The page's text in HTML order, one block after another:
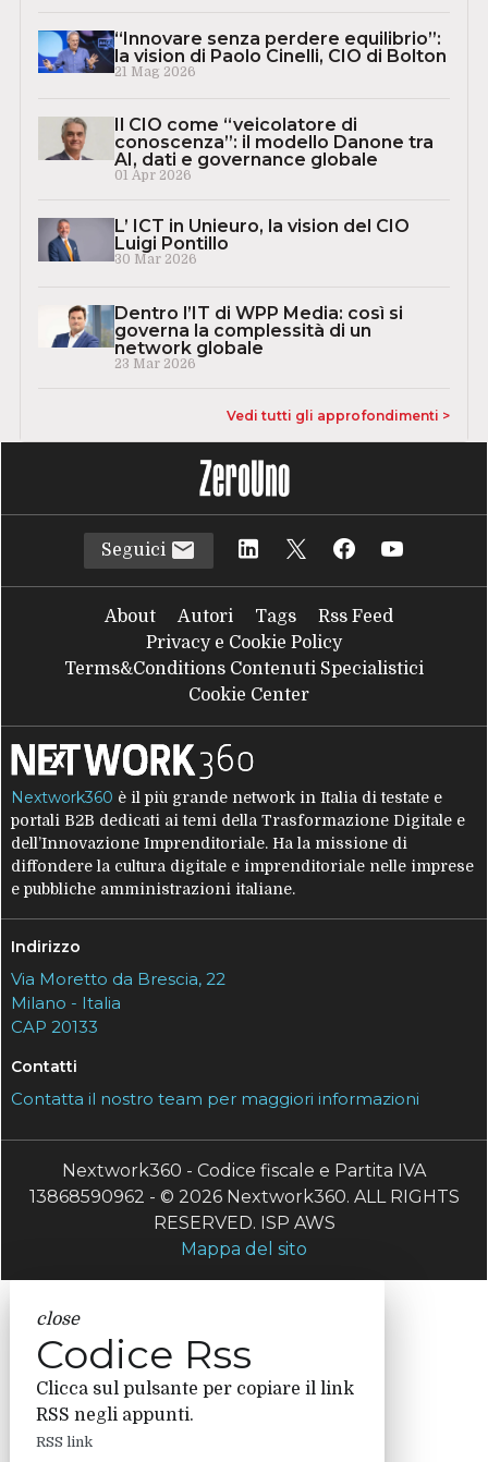
“Innovare senza perdere equilibrio”:
la vision di Paolo Cinelli, CIO di Bolton
21 Mag 2026
Il CIO come “veicolatore di
conoscenza”: il modello Danone tra
AI, dati e governance globale
01 Apr 2026
L’ ICT in Unieuro, la vision del CIO
Luigi Pontillo
30 Mar 2026
Dentro l’IT di WPP Media: così si
governa la complessità di un
network globale
23 Mar 2026
Vedi tutti gli approfondimenti >
Seguici
About Autori Tags
Rss Feed
Privacy e Cookie Policy
Terms&Conditions Contenuti Specialistici
Cookie Center
Nextwork360 è il più grande network in Italia di testate e
portali B2B dedicati ai temi della Trasformazione Digitale e
dell’Innovazione Imprenditoriale. Ha la missione di
diffondere la cultura digitale e imprenditoriale nelle imprese
e pubbliche amministrazioni italiane.
Indirizzo
Via Moretto da Brescia, 22
Milano - Italia
CAP 20133
Contatti
Contatta il nostro team per maggiori informazioni
Nextwork360 - Codice fiscale e Partita IVA
13868590962 - © 2026 Nextwork360. ALL RIGHTS
RESERVED. ISP AWS
Mappa del sito
close
Codice Rss
Clicca sul pulsante per copiare il link
RSS negli appunti.
RSS link